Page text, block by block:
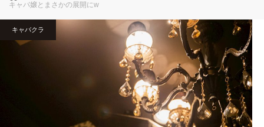
キャバ嬢とまさかの展開にw
キャバクラ